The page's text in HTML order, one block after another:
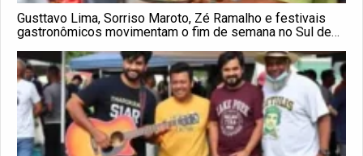
Gusttavo Lima, Sorriso Maroto, Zé Ramalho e festivais
gastronômicos movimentam o fim de semana no Sul de